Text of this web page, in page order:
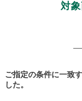
対
ご指定の条件に一致
した。